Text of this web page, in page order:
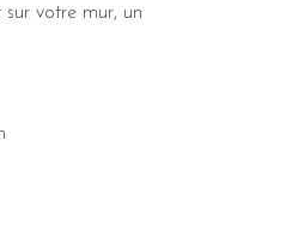
votre mur, un